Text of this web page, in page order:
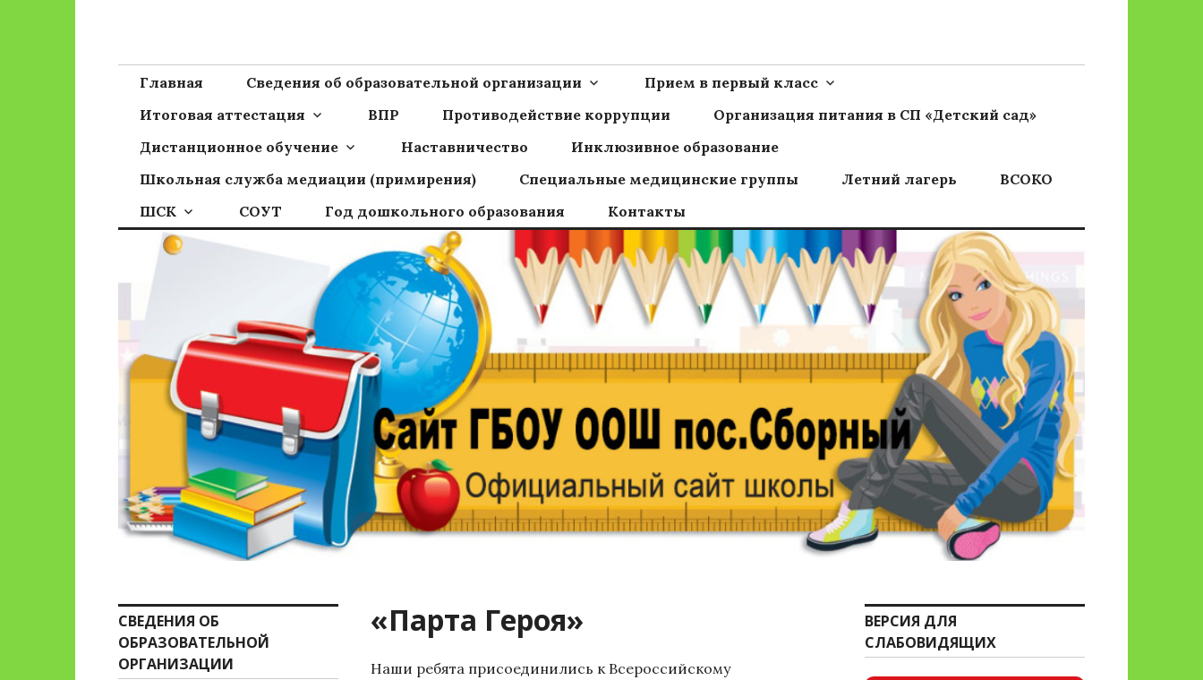
Сайт ГБОУ ООШ пос.Сборный
Главная Сведения об образовательной организации
Прием в первый класс
Итоговая аттестация
ВПР Противодействие коррупции
Организация питания в СП «Детский сад»
Дистанционное обучение
Наставничество
Инклюзивное образование
Школьная служба медиации (примирения)
Специальные медицинские группы Летний лагерь
ВСОКО
ШСК
СОУТ Год дошкольного образования Контакты
«Парта Героя»
Наши ребята присоединились к Всероссийскому
СВЕДЕНИЯ ОБ
ОБРАЗОВАТЕЛЬНОЙ
ОРГАНИЗАЦИИ
ВЕРСИЯ ДЛЯ
СЛАБОВИДЯЩИХ